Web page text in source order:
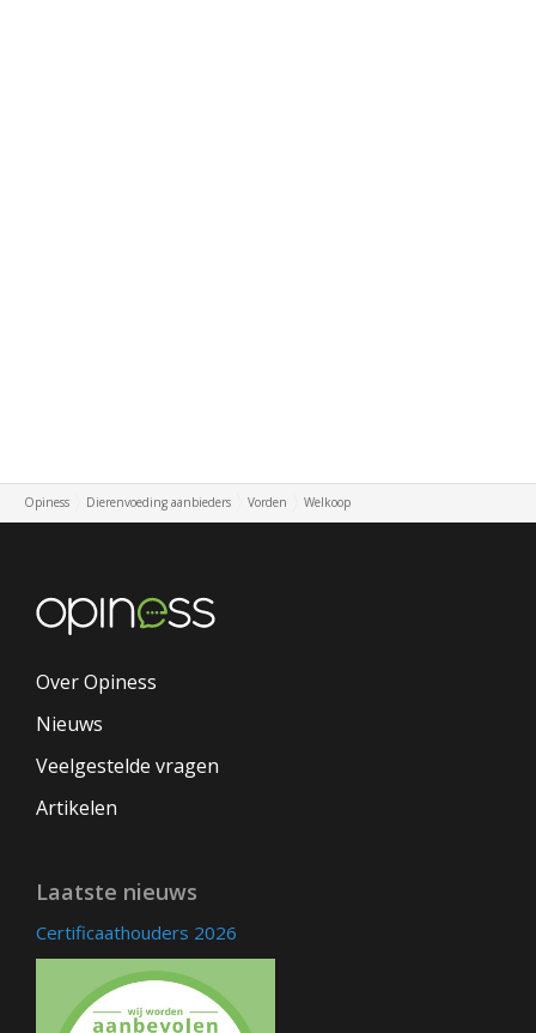
Opiness Dierenvoeding aanbieders Vorden Welkoop
Over Opiness
Nieuws
Veelgestelde vragen
Artikelen
Laatste nieuws
Certificaathouders 2026